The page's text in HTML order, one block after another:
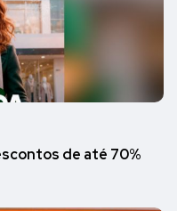
de até 70%